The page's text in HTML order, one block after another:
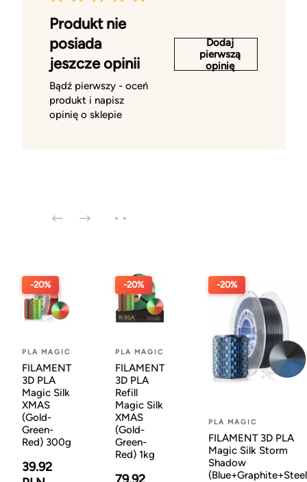
Produkt nie
posiada
jeszcze opinii
Bądź pierwszy - oceń
produkt i napisz
opinię o sklepie
Dodaj
pierwszą
opinię
-20%
PLA MAGIC
FILAMENT
3D PLA
Magic Silk
XMAS
(Gold-
Green-
Red) 300g
39.92
-20%
PLA MAGIC
FILAMENT
3D PLA
Refill
Magic Silk
XMAS
(Gold-
Green-
Red) 1kg
-20%
PLA MAGIC
FILAMENT 3D PLA
Magic Silk Storm
Shadow